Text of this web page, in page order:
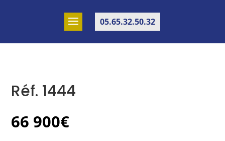
05.65.32.50.32
Réf. 1444
66 900€